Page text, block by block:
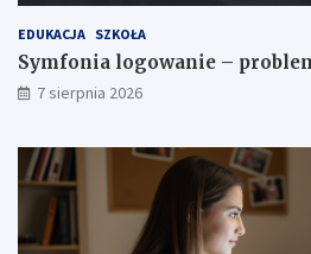
EDUKACJA SZKOŁA
Symfonia logowanie –
7 sierpnia 2026